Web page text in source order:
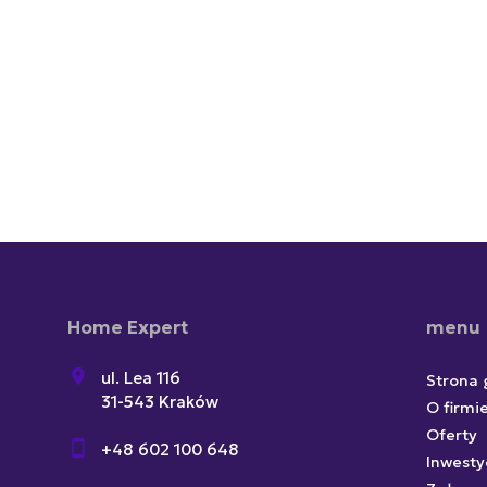
Home Expert
ul. Lea 116
31-543 Kraków
+48 602 100 648
menu
Strona
O firmie
Oferty